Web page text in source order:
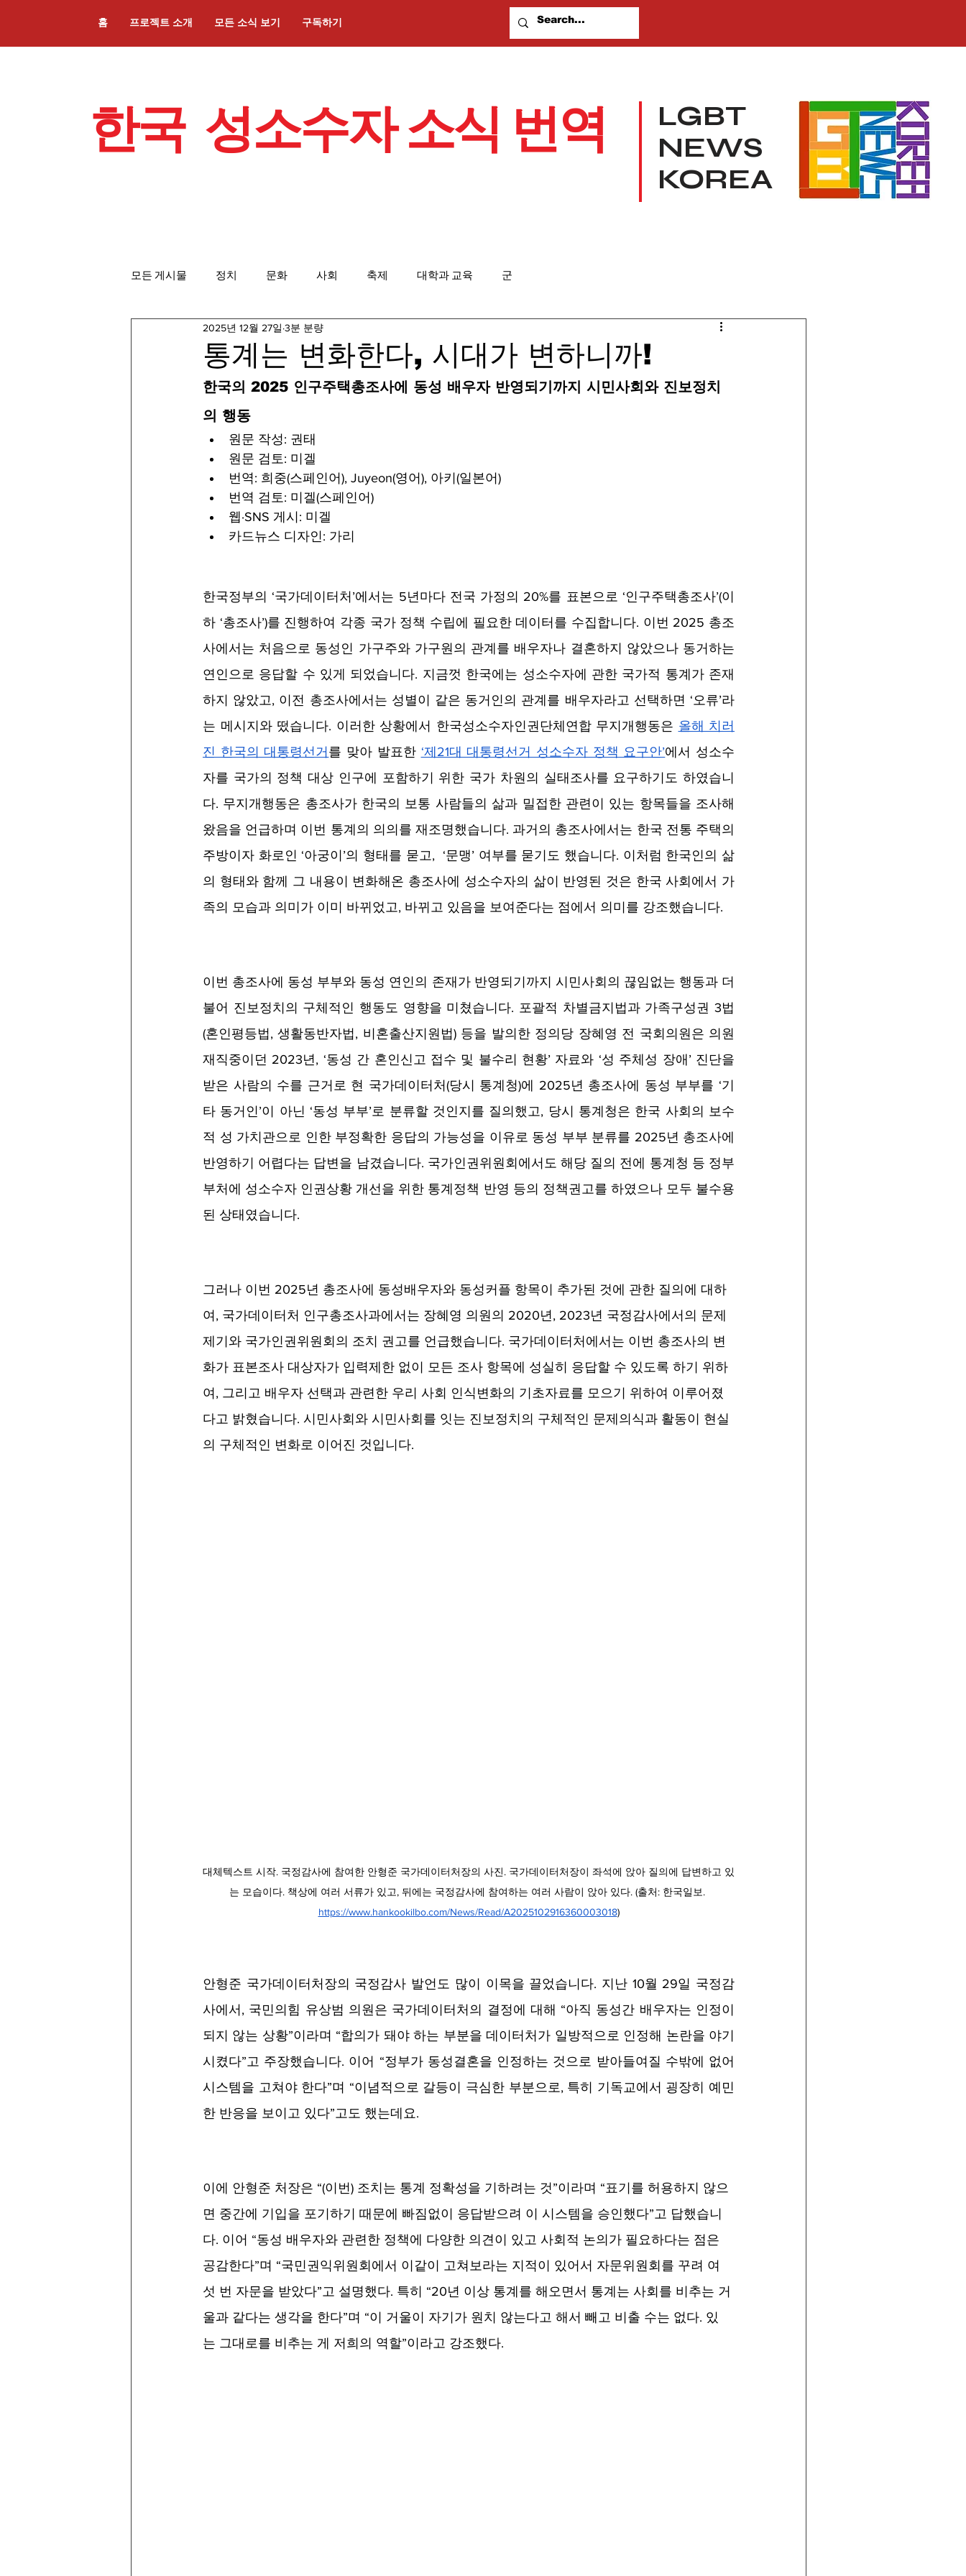
홈 프로젝트 소개 모든 소식 보기 구독하기
​한국 성소수자 소식 번역
LGBT
NEWS
KOREA
모든 게시물 정치 문화 사회 축제 대학과 교육 군
통계는 변화한다, 시대가 변하니까!
2025년 12월 27일 3분 분량
한국의 2025 인구주택총조사에 동성 배우자 반영되기까지 시민사회와 진보정치
의 행동
원문 작성: 권태
원문 검토: 미겔
번역: 희중(스페인어), Juyeon(영어), 아키(일본어)
번역 검토: 미겔(스페인어)
웹·SNS 게시: 미겔
카드뉴스 디자인: 가리
한국정부의 ‘국가데이터처’에서는 5년마다 전국 가정의 20%를 표본으로 ‘인구주택총조사’(이
하 ‘총조사’)를 진행하여 각종 국가 정책 수립에 필요한 데이터를 수집합니다. 이번 2025 총조
사에서는 처음으로 동성인 가구주와 가구원의 관계를 배우자나 결혼하지 않았으나 동거하는
연인으로 응답할 수 있게 되었습니다. 지금껏 한국에는 성소수자에 관한 국가적 통계가 존재
하지 않았고, 이전 총조사에서는 성별이 같은 동거인의 관계를 배우자라고 선택하면 ‘오류’라
는 메시지와 떴습니다. 이러한 상황에서 한국성소수자인권단체연합 무지개행동은 올해 치러
진 한국의 대통령선거 를 맞아 발표한 ‘제21대 대통령선거 성소수자 정책 요구안’에서 성소수
자를 국가의 정책 대상 인구에 포함하기 위한 국가 차원의 실태조사를 요구하기도 하였습니
다. 무지개행동은 총조사가 한국의 보통 사람들의 삶과 밀접한 관련이 있는 항목들을 조사해
왔음을 언급하며 이번 통계의 의의를 재조명했습니다. 과거의 총조사에서는 한국 전통 주택의
주방이자 화로인 ‘아궁이’의 형태를 묻고,  ‘문맹’ 여부를 묻기도 했습니다. 이처럼 한국인의 삶
의 형태와 함께 그 내용이 변화해온 총조사에 성소수자의 삶이 반영된 것은 한국 사회에서 가
족의 모습과 의미가 이미 바뀌었고, 바뀌고 있음을 보여준다는 점에서 의미를 강조했습니다.
이번 총조사에 동성 부부와 동성 연인의 존재가 반영되기까지 시민사회의 끊임없는 행동과 더
불어 진보정치의 구체적인 행동도 영향을 미쳤습니다. 포괄적 차별금지법과 가족구성권 3법
(혼인평등법, 생활동반자법, 비혼출산지원법) 등을 발의한 정의당 장혜영 전 국회의원은 의원
재직중이던 2023년, ‘동성 간 혼인신고 접수 및 불수리 현황’ 자료와 ‘성 주체성 장애’ 진단을
받은 사람의 수를 근거로 현 국가데이터처(당시 통계청)에 2025년 총조사에 동성 부부를 ‘기
타 동거인’이 아닌 ‘동성 부부’로 분류할 것인지를 질의했고, 당시 통계청은 한국 사회의 보수
적 성 가치관으로 인한 부정확한 응답의 가능성을 이유로 동성 부부 분류를 2025년 총조사에
반영하기 어렵다는 답변을 남겼습니다. 국가인권위원회에서도 해당 질의 전에 통계청 등 정부
부처에 성소수자 인권상황 개선을 위한 통계정책 반영 등의 정책권고를 하였으나 모두 불수용
된 상태였습니다.
그러나 이번 2025년 총조사에 동성배우자와 동성커플 항목이 추가된 것에 관한 질의에 대하
여, 국가데이터처 인구총조사과에서는 장혜영 의원의 2020년, 2023년 국정감사에서의 문제
제기와 국가인권위원회의 조치 권고를 언급했습니다. 국가데이터처에서는 이번 총조사의 변
화가 표본조사 대상자가 입력제한 없이 모든 조사 항목에 성실히 응답할 수 있도록 하기 위하
여, 그리고 배우자 선택과 관련한 우리 사회 인식변화의 기초자료를 모으기 위하여 이루어졌
다고 밝혔습니다. 시민사회와 시민사회를 잇는 진보정치의 구체적인 문제의식과 활동이 현실
의 구체적인 변화로 이어진 것입니다.
대체텍스트 시작. 국정감사에 참여한 안형준 국가데이터처장의 사진. 국가데이터처장이 좌석에 앉아 질의에 답변하고 있
는 모습이다. 책상에 여러 서류가 있고, 뒤에는 국정감사에 참여하는 여러 사람이 앉아 있다. (출처: 한국일보.
https://www.hankookilbo.com/News/Read/A2025102916360003018)
안형준 국가데이터처장의 국정감사 발언도 많이 이목을 끌었습니다. 지난 10월 29일 국정감
사에서, 국민의힘 유상범 의원은 국가데이터처의 결정에 대해 “아직 동성간 배우자는 인정이
되지 않는 상황”이라며 “합의가 돼야 하는 부분을 데이터처가 일방적으로 인정해 논란을 야기
시켰다”고 주장했습니다. 이어 “정부가 동성결혼을 인정하는 것으로 받아들여질 수밖에 없어
시스템을 고쳐야 한다”며 “이념적으로 갈등이 극심한 부분으로, 특히 기독교에서 굉장히 예민
한 반응을 보이고 있다”고도 했는데요.
이에 안형준 처장은 “(이번) 조치는 통계 정확성을 기하려는 것”이라며 “표기를 허용하지 않으
면 중간에 기입을 포기하기 때문에 빠짐없이 응답받으려 이 시스템을 승인했다”고 답했습니
다. 이어 “동성 배우자와 관련한 정책에 다양한 의견이 있고 사회적 논의가 필요하다는 점은
공감한다”며 “국민권익위원회에서 이같이 고쳐보라는 지적이 있어서 자문위원회를 꾸려 여
섯 번 자문을 받았다”고 설명했다. 특히 “20년 이상 통계를 해오면서 통계는 사회를 비추는 거
울과 같다는 생각을 한다”며 “이 거울이 자기가 원치 않는다고 해서 빼고 비출 수는 없다. 있
는 그대로를 비추는 게 저희의 역할”이라고 강조했다.